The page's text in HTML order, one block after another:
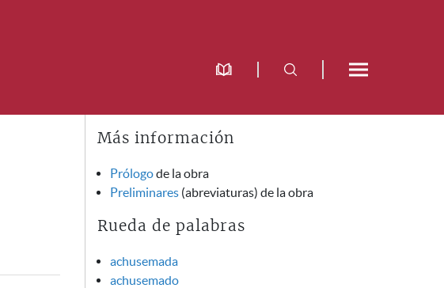
Más información
Prólogode la obra
Preliminares (abreviaturas) de la obra
Rueda de palabras
achusemada
achusemado